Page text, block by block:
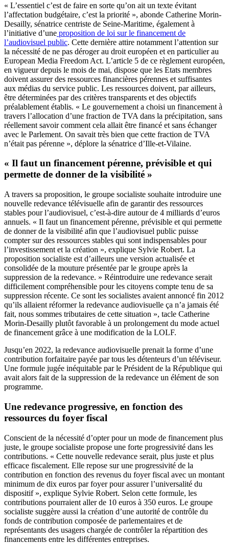
« L’essentiel c’est de faire en sorte qu’on ait un texte évitant
l’affectation budgétaire, c’est la priorité », abonde Catherine Morin-
Desailly, sénatrice centriste de Seine-Maritime, également à
l’initiative d’une proposition de loi sur le financement de
l’audiovisuel public. Cette dernière attire notamment l’attention sur
la nécessité de ne pas déroger au droit européen et en particulier au
European Media Freedom Act. L’article 5 de ce règlement européen,
en vigueur depuis le mois de mai, dispose que les Etats membres
doivent assurer des ressources financières pérennes et suffisantes
aux médias du service public. Les ressources doivent, par ailleurs,
être déterminées par des critères transparents et des objectifs
préalablement établis. « Le gouvernement a choisi un financement à
travers l’allocation d’une fraction de TVA dans la précipitation, sans
réellement savoir comment cela allait être financé et sans échanger
avec le Parlement. On savait très bien que cette fraction de TVA
n’était pas pérenne », déplore la sénatrice d’Ille-et-Vilaine.
« Il faut un financement pérenne, prévisible et qui
permette de donner de la visibilité »
A travers sa proposition, le groupe socialiste souhaite introduire une
nouvelle redevance télévisuelle afin de garantir des ressources
stables pour l’audiovisuel, c’est-à-dire autour de 4 milliards d’euros
annuels. « Il faut un financement pérenne, prévisible et qui permette
de donner de la visibilité afin que l’audiovisuel public puisse
compter sur des ressources stables qui sont indispensables pour
l’investissement et la création », explique Sylvie Robert. La
proposition socialiste est d’ailleurs une version actualisée et
consolidée de la mouture présentée par le groupe après la
suppression de la redevance. » Réintroduire une redevance serait
difficilement compréhensible pour les citoyens compte tenu de sa
suppression récente. Ce sont les socialistes avaient annoncé fin 2012
qu’ils allaient réformer la redevance audiovisuelle ça n’a jamais été
fait, nous sommes tributaires de cette situation », tacle Catherine
Morin-Desailly plutôt favorable à un prolongement du mode actuel
de financement grâce à une modification de la LOLF.
Jusqu’en 2022, la redevance audiovisuelle prenait la forme d’une
contribution forfaitaire payée par tous les détenteurs d’un téléviseur.
Une formule jugée inéquitable par le Président de la République qui
avait alors fait de la suppression de la redevance un élément de son
programme.
Une redevance progressive, en fonction des
ressources du foyer fiscal
Conscient de la nécessité d’opter pour un mode de financement plus
juste, le groupe socialiste propose une forte progressivité dans les
contributions. « Cette nouvelle redevance serait, plus juste et plus
efficace fiscalement. Elle repose sur une progressivité de la
contribution en fonction des revenus du foyer fiscal avec un montant
minimum de dix euros par foyer pour assurer l’universalité du
dispositif », explique Sylvie Robert. Selon cette formule, les
contributions pourraient aller de 10 euros à 350 euros. Le groupe
socialiste suggère aussi la création d’une autorité de contrôle du
fonds de contribution composée de parlementaires et de
représentants des usagers chargée de contrôler la répartition des
financements entre les différentes entreprises.